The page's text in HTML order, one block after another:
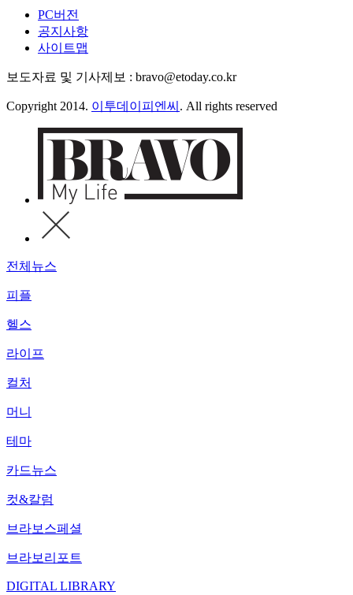
PC버전
공지사항
사이트맵
보도자료 및 기사제보 : bravo@etoday.co.kr
Copyright 2014. 이투데이피엔씨 . All rights reserved
전체뉴스
피플
헬스
라이프
컬처
머니
테마
카드뉴스
컷&칼럼
브라보스페셜
브라보리포트
DIGITAL LIBRARY